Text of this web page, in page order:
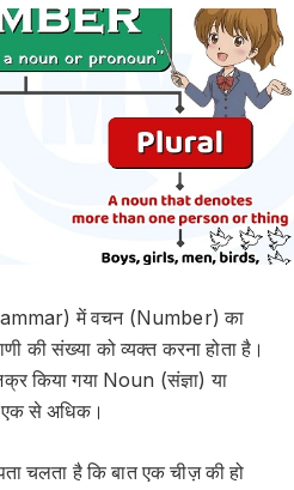
में वचन (Number) का
की संख्या को व्यक्त करना होता है।
किया गया Noun (संज्ञा) या
एक से अधिक।
चलता है कि बात एक चीज़ की हो